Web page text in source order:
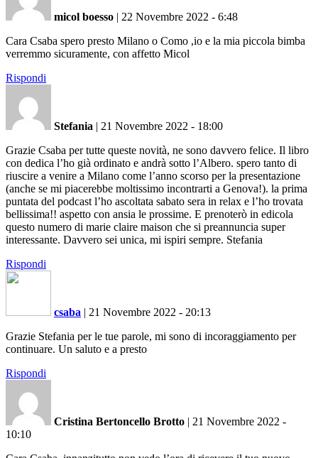
micol boesso | 22 Novembre 2022 - 6:48
Cara Csaba spero presto Milano o Como ,io e la mia piccola bimba
verremmo sicuramente, con affetto Micol
Rispondi
Stefania | 21 Novembre 2022 - 18:00
Grazie Csaba per tutte queste novità, ne sono davvero felice. Il libro
con dedica l’ho già ordinato e andrà sotto l’Albero. spero tanto di
riuscire a venire a Milano come l’anno scorso per la presentazione
(anche se mi piacerebbe moltissimo incontrarti a Genova!). la prima
puntata del podcast l’ho ascoltata sabato sera in relax e l’ho trovata
bellissima!! aspetto con ansia le prossime. E prenoterò in edicola
questo numero di marie claire maison che si preannuncia super
interessante. Davvero sei unica, mi ispiri sempre. Stefania
Rispondi
csaba | 21 Novembre 2022 - 20:13
Grazie Stefania per le tue parole, mi sono di incoraggiamento per
continuare. Un saluto e a presto
Rispondi
Cristina Bertoncello Brotto | 21 Novembre 2022 -
10:10